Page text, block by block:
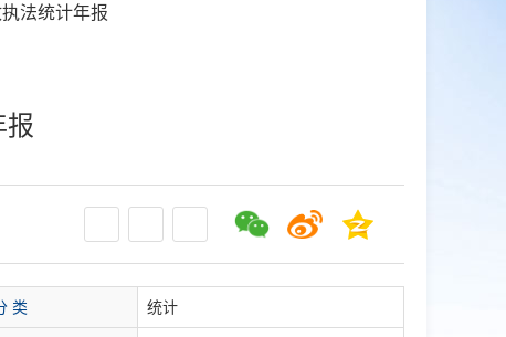
法统计年报
报
类 统计